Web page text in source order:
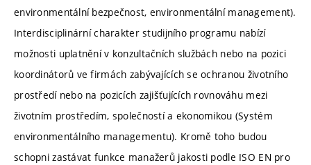
environmentální bezpečnost, environmentální management).
Interdisciplinární charakter studijního programu nabízí
možnosti uplatnění v konzultačních službách nebo na pozici
koordinátorů ve firmách zabývajících se ochranou životního
prostředí nebo na pozicích zajišťujících rovnováhu mezi
životním prostředím, společností a ekonomikou (Systém
environmentálního managementu). Kromě toho budou
schopni zastávat funkce manažerů jakosti podle ISO EN pro